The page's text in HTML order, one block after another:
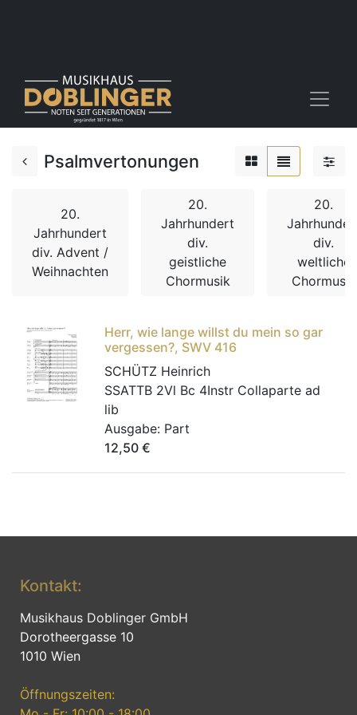
Psalmvertonungen
20.
Jahrhundert
div. Advent /
Weihnachten
20.
Jahrhundert
div.
geistliche
Chormusik
20.
div.
weltliche
Chormusik
Herr, wie lange willst du mein so gar
vergessen?, SWV 416
SCHÜTZ Heinrich
SSATTB 2Vl Bc 4Instr Collaparte ad
lib
Ausgabe: Part
12,50 €
Kontakt:
Musikhaus Doblinger GmbH
Dorotheergasse 10
1010 Wien
Öffnungszeiten: